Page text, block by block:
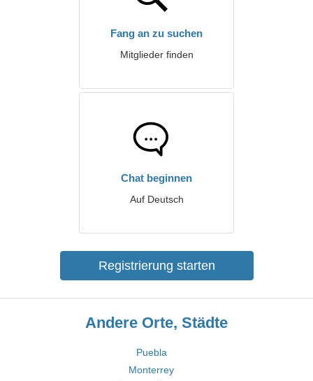
Fang an zu suchen
Mitglieder finden
Chat beginnen
Auf Deutsch
Registrierung starten
Andere Orte, Städte
Puebla
Monterrey